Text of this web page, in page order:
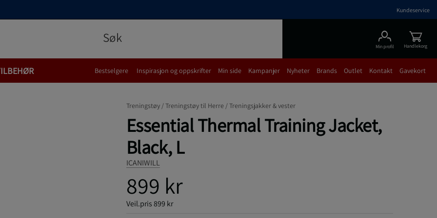
Kundeservice
Min profil Handlekorg
Bestselgere Inspirasjon og oppskrifter Min side Kampanjer Nyheter Brands Outlet Kontakt Gavekort
Treningstøy /Treningstøy til Herre /Treningsjakker & vester
Essential Thermal Training Jacket,
Black, L
ICANIWILL
899 kr
Veil.pris899 kr